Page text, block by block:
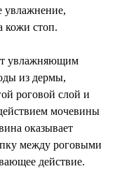
увлажнение,
кожи стоп.
увлажняющим
из дермы,
роговой слой и
мочевины
оказывает
между роговыми
действие.